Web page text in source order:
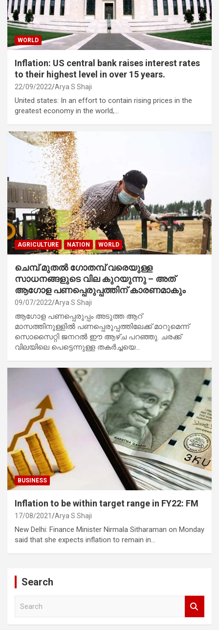
WORLD
Inflation: US central bank raises interest rates
to their highest level in over 15 years.
22/09/2022 Arya S Shaji
United states: In an effort to contain rising prices in the
greatest economy in the world,…
AGRICULTURE NATION WORLD
ചെമ്പ് മുതൽ ഗോതമ്പ് വരെയുള്ള
സാധനങ്ങളുടെ വില കുറയുന്നു – അത്
ആഗോള പണപ്പെരുപ്പത്തിന് കാരണമാകും
09/07/2022 Arya S Shaji
ആഗോള പണപ്പെരുപ്പം അടുത്ത ആറ്
മാസത്തിനുള്ളിൽ പണപ്പെരുപ്പത്തിലേക്ക് മാറുമെന്ന്
സൊസൈറ്റി ജനറൽ ഈ ആഴ്ച പറഞ്ഞു. ചരക്ക്
വിലയിലെ പെട്ടെന്നുള്ള തകർച്ചയെ…
BUSINESS
Inflation to be within target range in FY22: FM
17/08/2021 Arya S Shaji
New Delhi: Finance Minister Nirmala Sitharaman on Monday
said that she expects inflation to remain in…
Search